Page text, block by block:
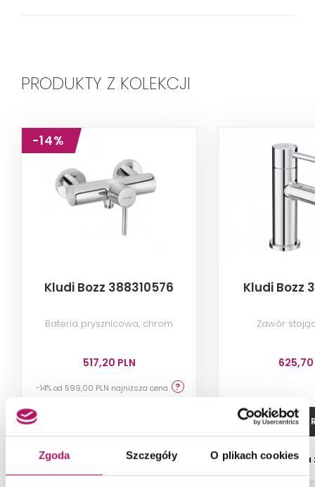
Zgoda Szczegóły O plikach cookies
PRODUKTY Z KOLEKCJI
-14%
Kludi Bozz 388310576
Bateria prysznicowa, chrom
517,20 PLN
-14% od 599,00 PLN najniższa cena
Dostępność: 2 szt.
Kludi Bozz
Zawór
625,70
ZOBACZ
Dostępność: